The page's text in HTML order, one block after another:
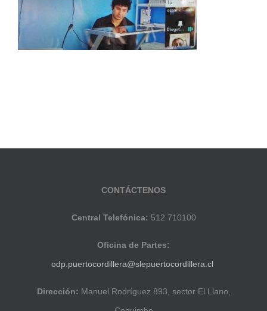
CONTÁCTENOS
Central Telefónica: 512 710100
Oficina de Partes:
odp.puertocordillera@slepuertocordillera.cl
Dirección: Manuel Rodríguez 893, sector El Llano,